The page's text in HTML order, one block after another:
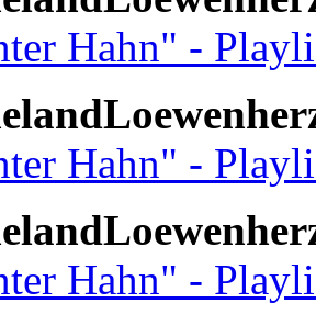
Hahn" -
Hahn" -
Hahn" -